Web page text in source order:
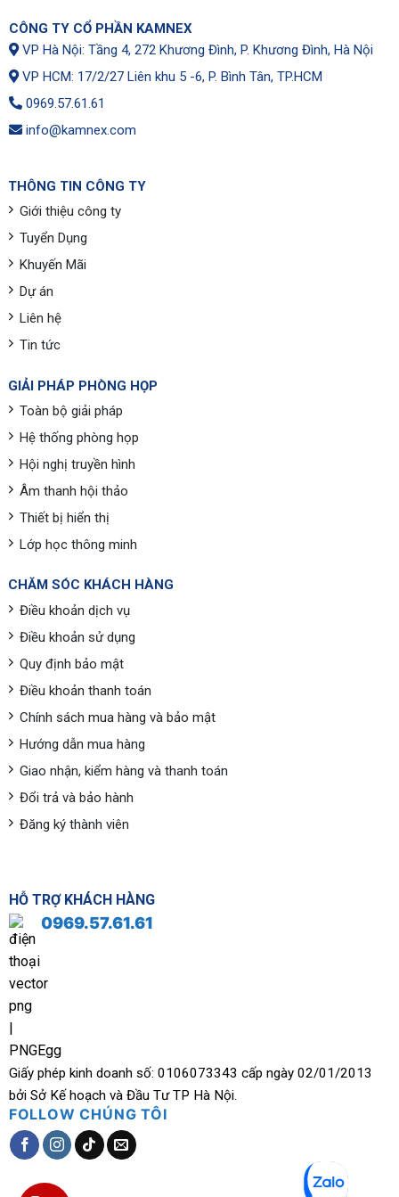
CÔNG TY CỔ PHẦN KAMNEX
VP Hà Nội: Tầng 4, 272 Khương Đình, P. Khương Đình, Hà Nội
VP HCM: 17/2/27 Liên khu 5 -6, P. Bình Tân, TP.HCM
0969.57.61.61
info@kamnex.com
THÔNG TIN CÔNG TY
Giới thiệu công ty
Tuyển Dụng
Khuyến Mãi
Dự án
Liên hệ
Tin tức
GIẢI PHÁP PHÒNG HỌP
Toàn bộ giải pháp
Hệ thống phòng họp
Hội nghị truyền hình
Âm thanh hội thảo
Thiết bị hiển thị
Lớp học thông minh
CHĂM SÓC KHÁCH HÀNG
Điều khoản dịch vụ
Điều khoản sử dụng
Quy định bảo mật
Điều khoản thanh toán
Chính sách mua hàng và bảo mật
Hướng dẫn mua hàng
Giao nhận, kiểm hàng và thanh toán
Đổi trả và bảo hành
Đăng ký thành viên
HỖ TRỢ KHÁCH HÀNG
0969.57.61.61
Giấy phép kinh doanh số: 0106073343 cấp ngày 02/01/2013
bởi Sở Kế hoạch và Đầu Tư TP Hà Nội.
FOLLOW CHÚNG TÔI